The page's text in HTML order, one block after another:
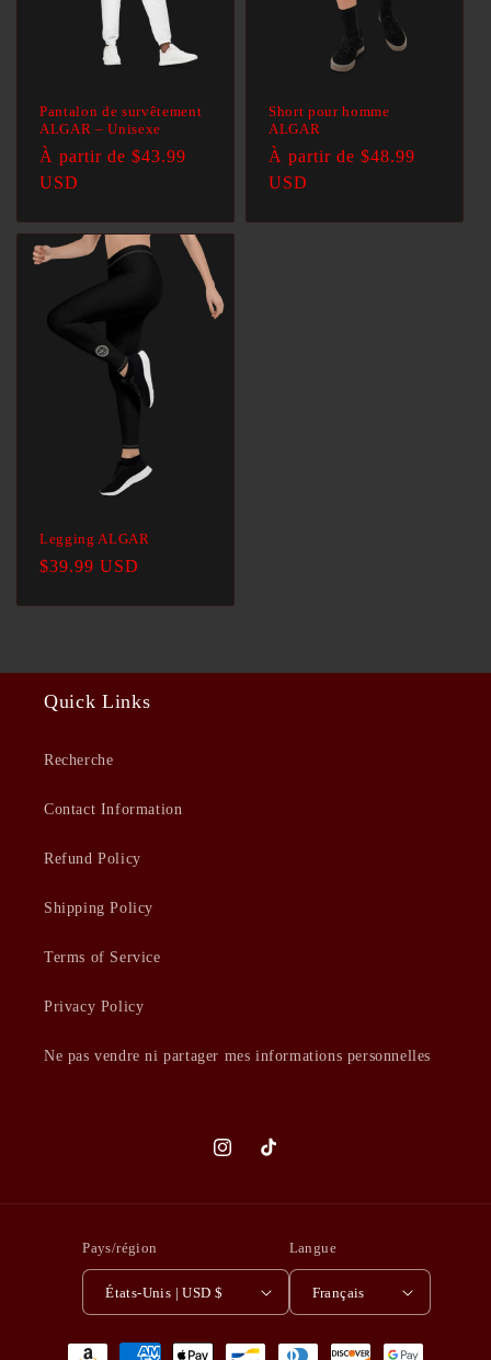
Pantalon de survêtement
ALGAR – Unisexe
Prix
habituel
À partir de $43.99
USD
Short pour homme
ALGAR
Prix
habituel
À partir de $48.99
USD
Legging ALGAR
Prix
$39.99 USD
Quick Links
Recherche
Contact Information
Refund Policy
Shipping Policy
Terms of Service
Privacy Policy
Ne pas vendre ni partager mes informations personnelles
InstagramTikTok
Pays/région
États-Unis | USD $
Langue
Français
Moyens